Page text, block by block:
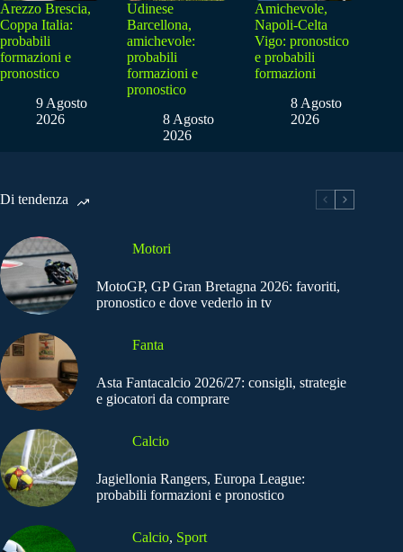
Arezzo Brescia,
Coppa Italia:
probabili
formazioni e
pronostico
9 Agosto
2026
Udinese
Barcellona,
amichevole:
probabili
formazioni e
pronostico
8 Agosto
2026
Amichevole,
Napoli-Celta
Vigo: pronostico
e probabili
formazioni
8 Agosto
2026
Di tendenza
Motori
MotoGP, GP Gran Bretagna 2026: favoriti,
pronostico e dove vederlo in tv
Fanta
Asta Fantacalcio 2026/27: consigli, strategie
e giocatori da comprare
Calcio
Jagiellonia Rangers, Europa League:
probabili formazioni e pronostico
Calcio, Sport